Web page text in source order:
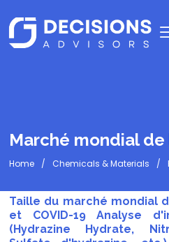
Marché mondial
Home Chemicals & Materials
Taille du marché mondial
et COVID-19 Analyse
(Hydrazine Hydrate,